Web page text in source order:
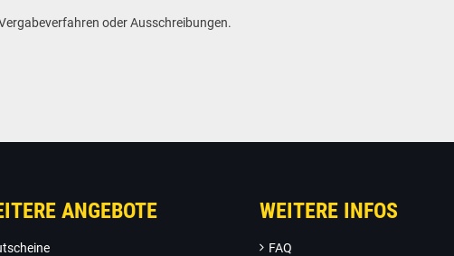
oder Ausschreibungen.
ANGEBOTE WEITERE INFOS
FAQ